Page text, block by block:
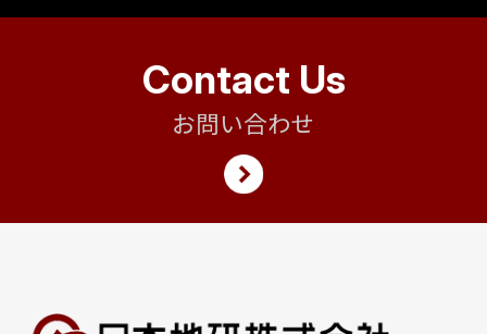
Contact Us
お問い合わせ